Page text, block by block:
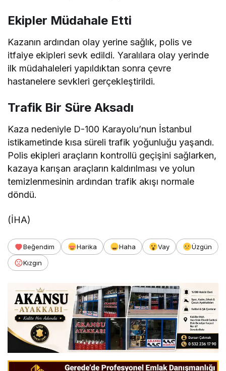
Ekipler Müdahale Etti
Kazanın ardından olay yerine sağlık, polis ve
itfaiye ekipleri sevk edildi. Yaralılara olay yerinde
ilk müdahaleleri yapıldıktan sonra çevre
hastanelere sevkleri gerçekleştirildi.
Trafik Bir Süre Aksadı
Kaza nedeniyle D-100 Karayolu’nun İstanbul
istikametinde kısa süreli trafik yoğunluğu yaşandı.
Polis ekipleri araçların kontrollü geçişini sağlarken,
kazaya karışan araçların kaldırılması ve yolun
temizlenmesinin ardından trafik akışı normale
döndü.
(İHA)
Beğendim Harika Haha Vay
Üzgün
Kızgın